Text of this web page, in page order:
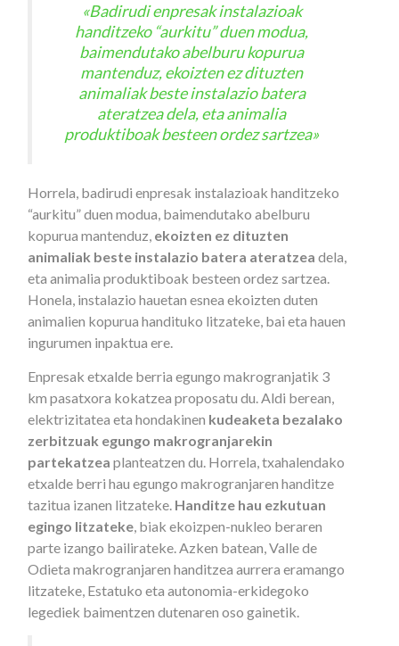
«Badirudi enpresak instalazioak
handitzeko “aurkitu” duen modua,
baimendutako abelburu kopurua
mantenduz, ekoizten ez dituzten
animaliak beste instalazio batera
ateratzea dela, eta animalia
produktiboak besteen ordez sartzea»
Horrela, badirudi enpresak instalazioak handitzeko
“aurkitu” duen modua, baimendutako abelburu
kopurua mantenduz, ekoizten ez dituzten
animaliak beste instalazio batera ateratzea dela,
eta animalia produktiboak besteen ordez sartzea.
Honela, instalazio hauetan esnea ekoizten duten
animalien kopurua handituko litzateke, bai eta hauen
ingurumen inpaktua ere.
Enpresak etxalde berria egungo makrogranjatik 3
km pasatxora kokatzea proposatu du. Aldi berean,
elektrizitatea eta hondakinen kudeaketa bezalako
zerbitzuak egungo makrogranjarekin
partekatzea planteatzen du. Horrela, txahalendako
etxalde berri hau egungo makrogranjaren handitze
tazitua izanen litzateke. Handitze hau ezkutuan
egingo litzateke, biak ekoizpen-nukleo beraren
parte izango bailirateke. Azken batean, Valle de
Odieta makrogranjaren handitzea aurrera eramango
litzateke, Estatuko eta autonomia-erkidegoko
legediek baimentzen dutenaren oso gainetik.